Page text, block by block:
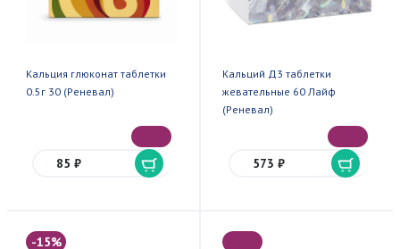
Кальция глюконат таблетки
0.5г 30 (Реневал)
85 ₽
Кальций Д3 таблетки
жевательные 60 Лайф
(Реневал)
573 ₽
-15%